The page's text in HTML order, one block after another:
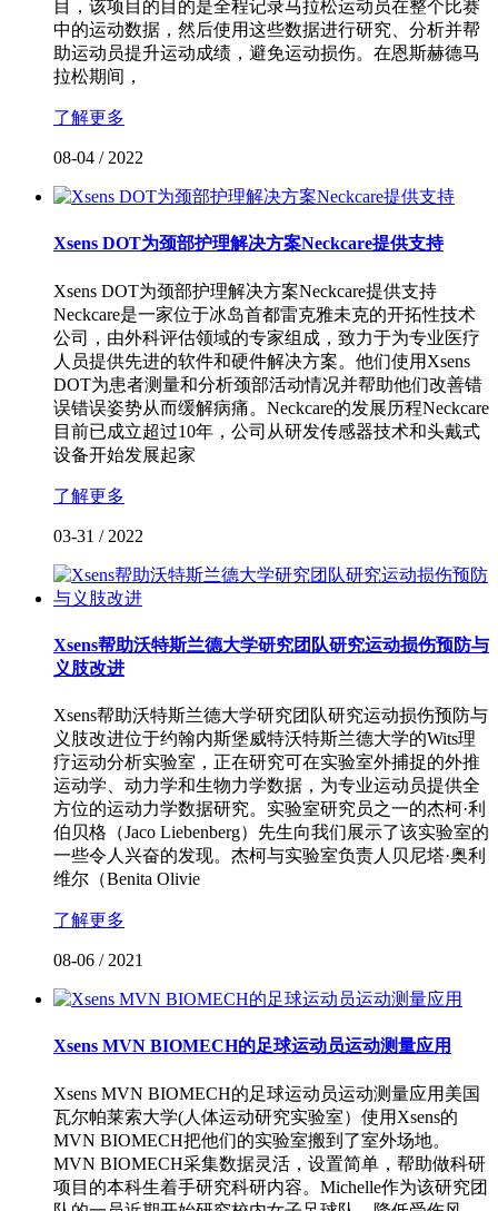
目，该项目的目的是全程记录马拉松运动员在整个比赛
中的运动数据，然后使用这些数据进行研究、分析并帮
助运动员提升运动成绩，避免运动损伤。在恩斯赫德马
拉松期间，
了解更多
08-04 / 2022
Xsens DOT为颈部护理解决方案Neckcare提供支持
Xsens DOT为颈部护理解决方案Neckcare提供支持
Neckcare是一家位于冰岛首都雷克雅未克的开拓性技术
公司，由外科评估领域的专家组成，致力于为专业医疗
人员提供先进的软件和硬件解决方案。他们使用Xsens
DOT为患者测量和分析颈部活动情况并帮助他们改善错
误错误姿势从而缓解病痛。Neckcare的发展历程Neckcare
目前已成立超过10年，公司从研发传感器技术和头戴式
设备开始发展起家
了解更多
03-31 / 2022
Xsens帮助沃特斯兰德大学研究团队研究运动损伤预防与
义肢改进
Xsens帮助沃特斯兰德大学研究团队研究运动损伤预防与
义肢改进位于约翰内斯堡威特沃特斯兰德大学的Wits理
疗运动分析实验室，正在研究可在实验室外捕捉的外推
运动学、动力学和生物力学数据，为专业运动员提供全
方位的运动力学数据研究。实验室研究员之一的杰柯·利
伯贝格（Jaco Liebenberg）先生向我们展示了该实验室的
一些令人兴奋的发现。杰柯与实验室负责人贝尼塔·奥利
维尔（Benita Olivie
了解更多
08-06 / 2021
Xsens MVN BIOMECH的足球运动员运动测量应用
Xsens MVN BIOMECH的足球运动员运动测量应用美国
瓦尔帕莱索大学(人体运动研究实验室）使用Xsens的
MVN BIOMECH把他们的实验室搬到了室外场地。
MVN BIOMECH采集数据灵活，设置简单，帮助做科研
项目的本科生着手研究科研内容。Michelle作为该研究团